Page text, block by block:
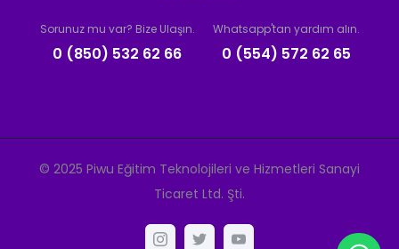
Sorunuz mu var? Bize Ulaşın.
0 (850) 532 62 66
Whatsapp'tan yardım alın.
0 (554) 572 62 65
© 2025 Piwu Eğitim Teknolojileri ve Hizmetleri Sanayi
Ticaret Ltd. Şti.